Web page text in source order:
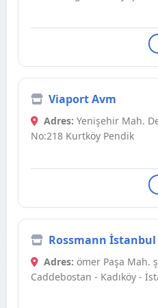
Viaport Avm
Adres: Yenişehir Mah.
No:218 Kurtköy Pendik
Rossmann
Adres: ömer Paşa Mah.
Caddebostan - Kadıköy -